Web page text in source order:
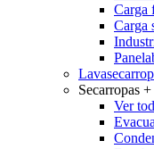
Carga
Carga
Secarropas +
Ver